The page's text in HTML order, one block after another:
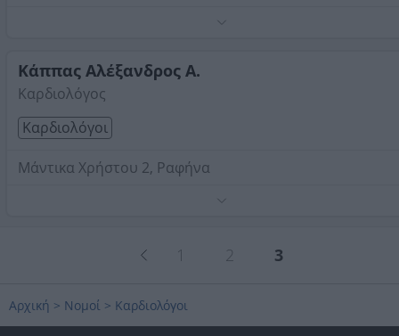
Κάππας Αλέξανδρος Α.
Καρδιολόγος
Καρδιολόγοι
Μάντικα Χρήστου 2, Ραφήνα
1 2 3
Αρχική > Νομοί > Καρδιολόγοι